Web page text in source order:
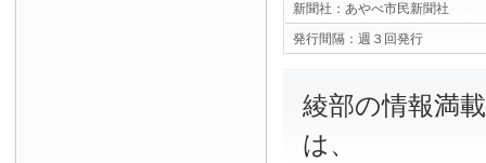
新聞社： あやべ市民新聞社
発行間隔： 週３回発行
綾部の情報
は、